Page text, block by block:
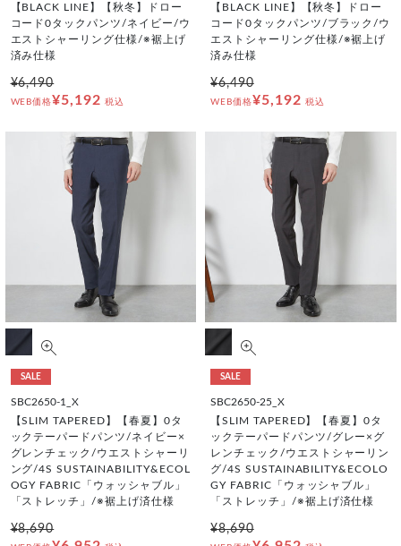
【BLACK LINE】【秋冬】ドロー
コード0タックパンツ/ネイビー/ウ
エストシャーリング仕様/※裾上げ
済み仕様
¥6,490
WEB価格¥5,192 税込
【BLACK LINE】【秋冬】ドロー
コード0タックパンツ/ブラック/ウ
エストシャーリング仕様/※裾上げ
済み仕様
¥6,490
WEB価格¥5,192 税込
SALE
SBC2650-1_X
【SLIM TAPERED】【春夏】0タ
ックテーパードパンツ/ネイビー×
グレンチェック/ウエストシャーリ
ング/4S SUSTAINABILITY&ECOL
OGY FABRIC「ウォッシャブル」
「ストレッチ」/※裾上げ済仕様
¥8,690
SALE
SBC2650-25_X
【SLIM TAPERED】【春夏】0タ
ックテーパードパンツ/グレー×グ
レンチェック/ウエストシャーリン
グ/4S SUSTAINABILITY&ECOLO
GY FABRIC「ウォッシャブル」
「ストレッチ」/※裾上げ済仕様
¥8,690